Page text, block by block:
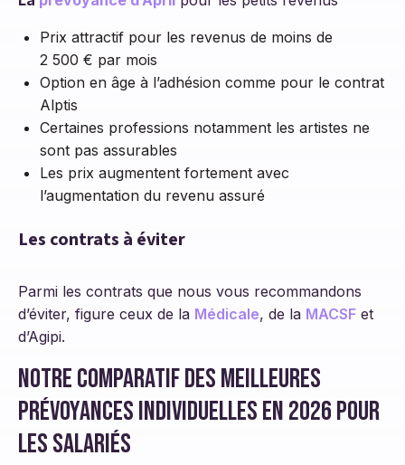
Prix attractif pour les revenus de moins de
2 500 € par mois
Option en âge à l’adhésion comme pour le contrat
Alptis
Certaines professions notamment les artistes ne
sont pas assurables
Les prix augmentent fortement avec
l’augmentation du revenu assuré
Les contrats à éviter
Parmi les contrats que nous vous recommandons
d’éviter, figure ceux de la Médicale, de la MACSF et
d’Agipi.
Notre comparatif des meilleures
prévoyances individuelles en 2026 pour
les salariés